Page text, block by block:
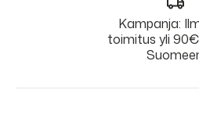
Kampanja:
toimitus yli